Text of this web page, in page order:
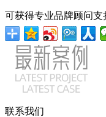
可获得专业品牌顾问
联系我们